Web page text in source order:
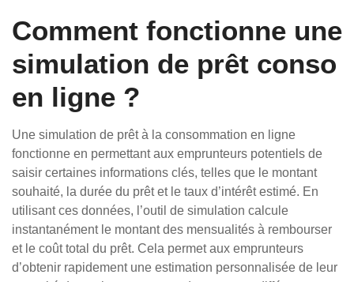
Comment fonctionne une
simulation de prêt conso
en ligne ?
Une simulation de prêt à la consommation en ligne
fonctionne en permettant aux emprunteurs potentiels de
saisir certaines informations clés, telles que le montant
souhaité, la durée du prêt et le taux d’intérêt estimé. En
utilisant ces données, l’outil de simulation calcule
instantanément le montant des mensualités à rembourser
et le coût total du prêt. Cela permet aux emprunteurs
d’obtenir rapidement une estimation personnalisée de leur